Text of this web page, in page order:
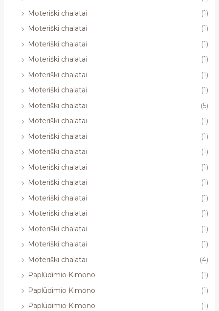
Moteriški chalatai
(1)
Moteriški chalatai
(1)
Moteriški chalatai
(1)
Moteriški chalatai
(1)
Moteriški chalatai
(1)
Moteriški chalatai
(1)
Moteriški chalatai
(5)
Moteriški chalatai
(1)
Moteriški chalatai
(1)
Moteriški chalatai
(1)
Moteriški chalatai
(1)
Moteriški chalatai
(1)
Moteriški chalatai
(1)
Moteriški chalatai
(1)
Moteriški chalatai
(1)
Moteriški chalatai
(1)
Moteriški chalatai
(4)
Paplūdimio Kimono
(1)
Paplūdimio Kimono
(1)
Paplūdimio Kimono
(1)